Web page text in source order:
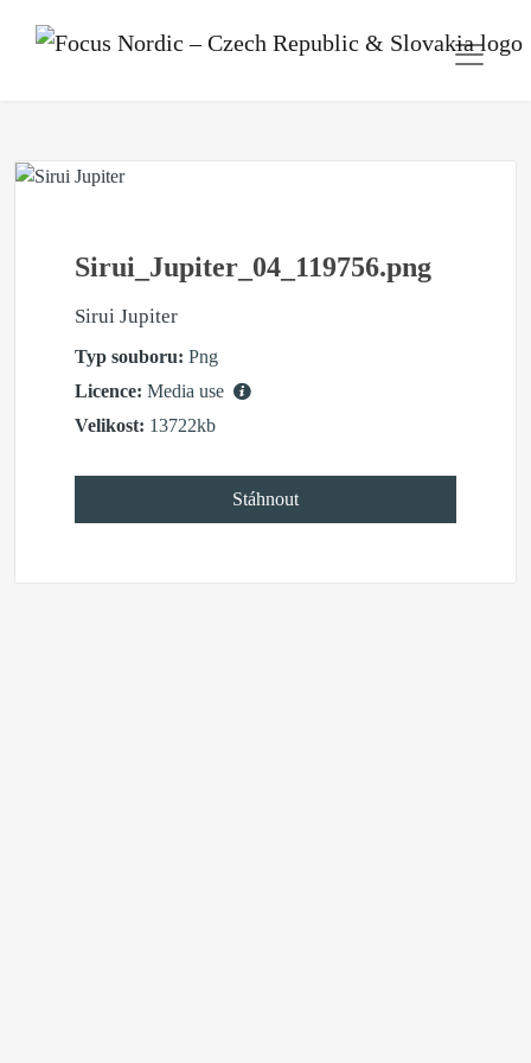
Sirui_Jupiter_04_119756.png
Sirui Jupiter
Typ souboru: Png
Licence: Media use
Velikost: 13722kb
Stáhnout